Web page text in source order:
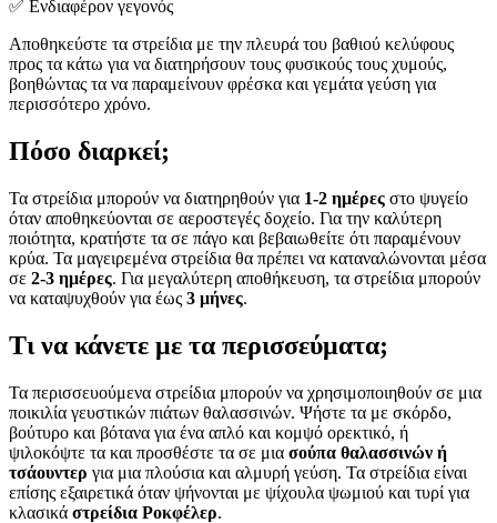
✅ Ενδιαφέρον γεγονός
Αποθηκεύστε τα στρείδια με την πλευρά του βαθιού κελύφους
προς τα κάτω για να διατηρήσουν τους φυσικούς τους χυμούς,
βοηθώντας τα να παραμείνουν φρέσκα και γεμάτα γεύση για
περισσότερο χρόνο.
Πόσο διαρκεί;
Τα στρείδια μπορούν να διατηρηθούν για 1-2 ημέρες στο ψυγείο
όταν αποθηκεύονται σε αεροστεγές δοχείο. Για την καλύτερη
ποιότητα, κρατήστε τα σε πάγο και βεβαιωθείτε ότι παραμένουν
κρύα. Τα μαγειρεμένα στρείδια θα πρέπει να καταναλώνονται μέσα
σε 2-3 ημέρες. Για μεγαλύτερη αποθήκευση, τα στρείδια μπορούν
να καταψυχθούν για έως 3 μήνες.
Τι να κάνετε με τα περισσεύματα;
Τα περισσευούμενα στρείδια μπορούν να χρησιμοποιηθούν σε μια
ποικιλία γευστικών πιάτων θαλασσινών. Ψήστε τα με σκόρδο,
βούτυρο και βότανα για ένα απλό και κομψό ορεκτικό, ή
ψιλοκόψτε τα και προσθέστε τα σε μια σούπα θαλασσινών ή
τσάουντερ για μια πλούσια και αλμυρή γεύση. Τα στρείδια είναι
επίσης εξαιρετικά όταν ψήνονται με ψίχουλα ψωμιού και τυρί για
κλασικά στρείδια Ροκφέλερ.